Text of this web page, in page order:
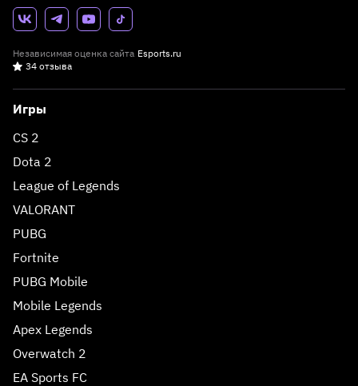
Независимая оценка сайта Esports.ru
34 отзыва
Игры
CS 2
Dota 2
League of Legends
VALORANT
PUBG
Fortnite
PUBG Mobile
Mobile Legends
Apex Legends
Overwatch 2
EA Sports FC